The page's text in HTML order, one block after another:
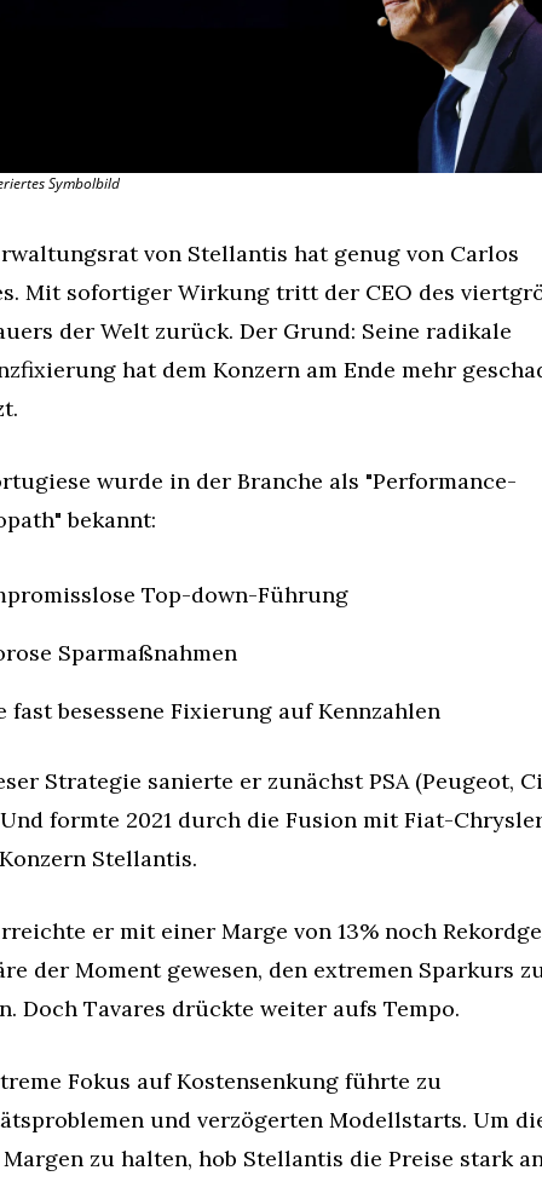
Symbolbild
von Stellantis hat genug von Carlos
Mit sofortiger Wirkung tritt der CEO des
der Welt zurück. Der Grund: Seine radikale
hat dem Konzern am Ende mehr
wurde in der Branche als "Performance-
bekannt:
Top-down-Führung
Sparmaßnahmen
fast besessene Fixierung auf Kennzahlen
Strategie sanierte er zunächst PSA (Peugeot,
formte 2021 durch die Fusion mit Fiat-
Stellantis.
er mit einer Marge von 13% noch
der Moment gewesen, den extremen Sparkurs
Doch Tavares drückte weiter aufs Tempo.
Fokus auf Kostensenkung führte zu
und verzögerten Modellstarts. Um
zu halten, hob Stellantis die Preise stark